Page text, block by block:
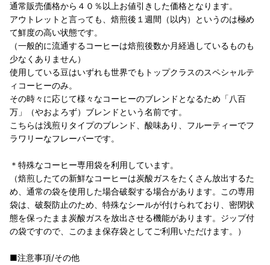
通常販売価格から４０％以上お値引きした価格となります。
アウトレットと言っても、焙煎後１週間（以内）というのは極め
て鮮度の高い状態です。
（一般的に流通するコーヒーは焙煎後数か月経過しているものも
少なくありません）
使用している豆はいずれも世界でもトップクラスのスペシャルテ
ィコーヒーのみ。
その時々に応じて様々なコーヒーのブレンドとなるため「八百
万」（やおよろず）ブレンドという名前です。
こちらは浅煎りタイプのブレンド、酸味あり、フルーティーでフ
ラワリーなフレーバーです。
＊特殊なコーヒー専用袋を利用しています。
（焙煎したての新鮮なコーヒーは炭酸ガスをたくさん放出するた
め、通常の袋を使用した場合破裂する場合があります。この専用
袋は、破裂防止のため、特殊なシールが付けられており、密閉状
態を保ったまま炭酸ガスを放出させる機能があります。ジップ付
の袋ですので、このまま保存袋としてご利用いただけます。）
■注意事項/その他